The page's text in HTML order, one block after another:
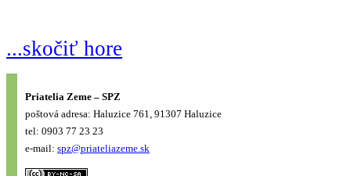
...skočiť hore
Priatelia Zeme – SPZ
poštová adresa: Haluzice 761, 91307 Haluzice
tel: 0903 77 23 23
e-mail: spz@priateliazeme.sk